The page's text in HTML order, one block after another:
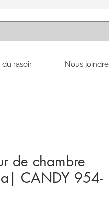
rasoir Nous joindre
de chambre
CANDY 954-